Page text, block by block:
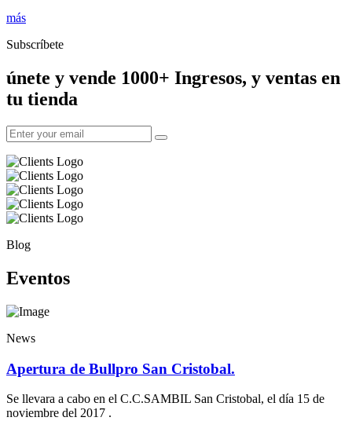
más
Subscríbete
únete y vende 1000+ Ingresos, y ventas en
tu tienda
Blog
Eventos
News
Apertura de Bullpro San Cristobal.
Se llevara a cabo en el C.C.SAMBIL San Cristobal, el día 15 de
noviembre del 2017 .